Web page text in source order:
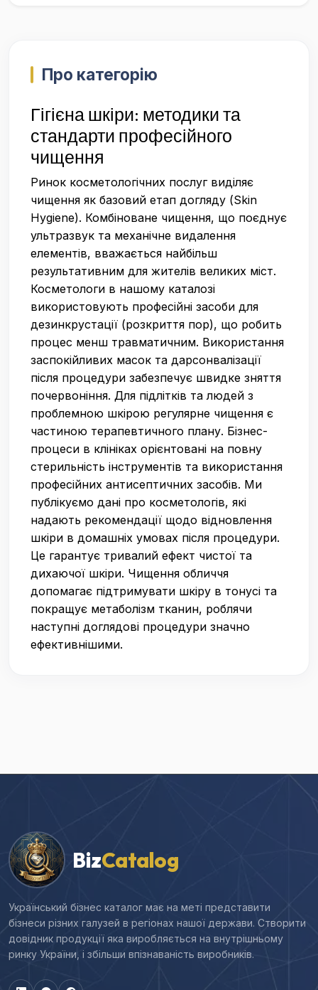
Про категорію
Гігієна шкіри: методики та
стандарти професійного
чищення
Ринок косметологічних послуг виділяє
чищення як базовий етап догляду (Skin
Hygiene). Комбіноване чищення, що поєднує
ультразвук та механічне видалення
елементів, вважається найбільш
результативним для жителів великих міст.
Косметологи в нашому каталозі
використовують професійні засоби для
дезинкрустації (розкриття пор), що робить
процес менш травматичним. Використання
заспокійливих масок та дарсонвалізації
після процедури забезпечує швидке зняття
почервоніння. Для підлітків та людей з
проблемною шкірою регулярне чищення є
частиною терапевтичного плану. Бізнес-
процеси в клініках орієнтовані на повну
стерильність інструментів та використання
професійних антисептичних засобів. Ми
публікуємо дані про косметологів, які
надають рекомендації щодо відновлення
шкіри в домашніх умовах після процедури.
Це гарантує тривалий ефект чистої та
дихаючої шкіри. Чищення обличчя
допомагає підтримувати шкіру в тонусі та
покращує метаболізм тканин, роблячи
наступні доглядові процедури значно
ефективнішими.
BizCatalog
Український бізнес каталог має на меті представити
бізнеси різних галузей в регіонах нашої держави. Створити
довідник продукції яка виробляється на внутрішньому
ринку України, і збільши впізнаваність виробників.